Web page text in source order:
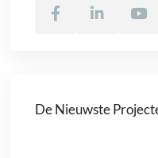
De Nieuwste